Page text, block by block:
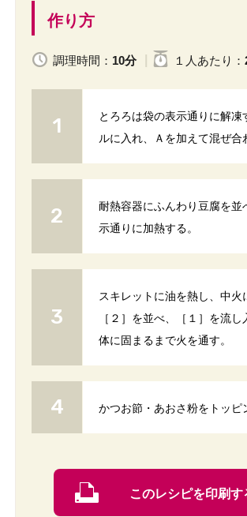
作り方
調理時間： 10分 １人 あたり ：
とろろは袋の表示通りに解凍
ルに入れ、Ａを加えて混ぜ合
耐熱容器にふんわり豆腐を並
示通りに加熱する。
スキレットに油を熱し、中火
［２］を並べ、［１］を流
体に固まるまで火を通す。
かつお節・あおさ粉をトッピ
このレシピを印刷す